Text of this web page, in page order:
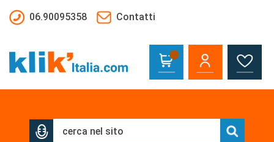
06.90095358
Contatti